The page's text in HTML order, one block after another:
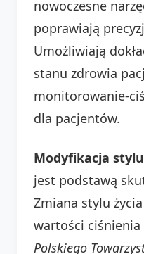
nowoczesne
poprawiają
Umożliwiają
stanu zdrowia
monitorowanie-
dla pacjentów.
Modyfikacja
jest podstawą
Zmiana stylu
wartości ciśnienia
Polskiego